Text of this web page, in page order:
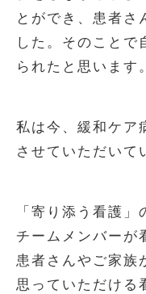
とができ、患者さ
した。そのことで
られたと思います。
私は今、緩和ケア
させていただいて
「寄り添う看護」
チームメンバーが
患者さんやご家族
思っていただける